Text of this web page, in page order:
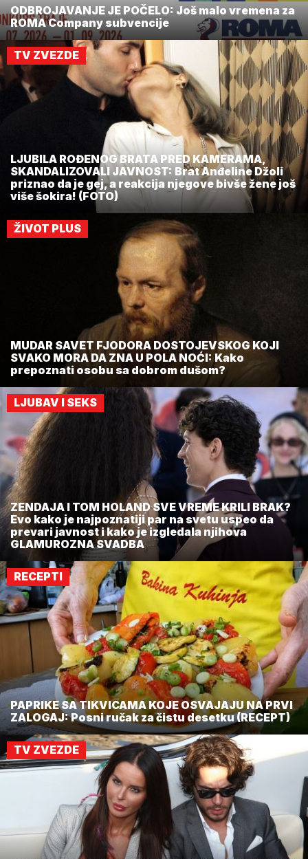
ODBROJAVANJE JE POČELO: Još malo vremena za
ROMA Company subvencije
TV ZVEZDE
LJUBILA ROĐENOG BRATA PRED KAMERAMA,
SKANDALIZOVALI JAVNOST: Brat Anđeline Džoli
priznao da je gej, a reakcija njegove bivše žene još
više šokira! (FOTO)
ŽIVOT PLUS
MUDAR SAVET FJODORA DOSTOJEVSKOG KOJI
SVAKO MORA DA ZNA U POLA NOĆI: Kako
prepoznati osobu sa dobrom dušom?
LJUBAV I SEKS
ZENDAJA I TOM HOLAND SVE VREME KRILI BRAK?
Evo kako je najpoznatiji par na svetu uspeo da
prevari javnost i kako je izgledala njihova
GLAMUROZNA SVADBA
RECEPTI
PAPRIKE SA TIKVICAMA KOJE OSVAJAJU NA PRVI
ZALOGAJ: Posni ručak za čistu desetku (RECEPT)
TV ZVEZDE